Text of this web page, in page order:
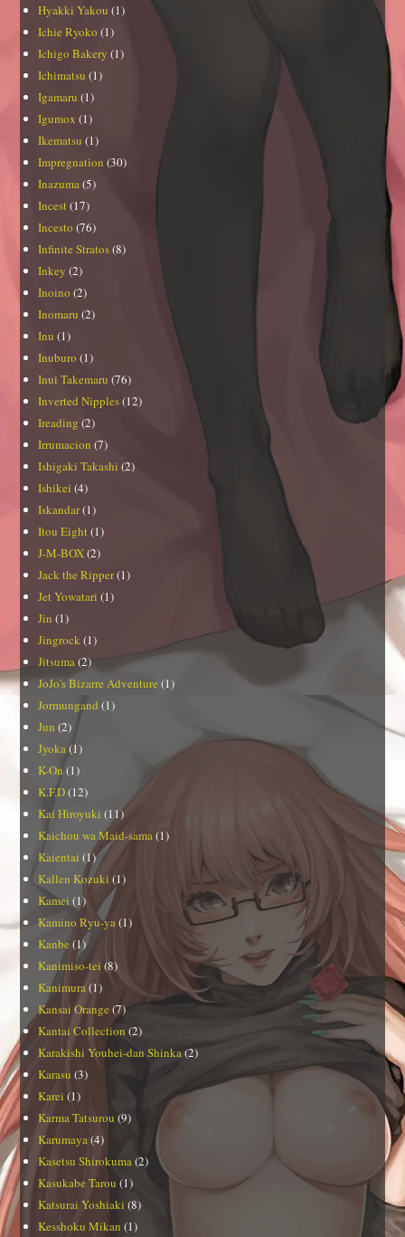
Hyakki Yakou (1)
Ichie Ryoko (1)
Ichigo Bakery (1)
Ichimatsu (1)
Igamaru (1)
Igumox (1)
Ikematsu (1)
Impregnation (30)
Inazuma(5)
Incest (17)
Incesto (76)
Infinite Stratos(8)
Inkey (2)
Inoino (2)
Inomaru (2)
Inu (1)
Inuburo (1)
Inui Takemaru (76)
Inverted Nipples(12)
Ireading (2)
Irrumacion (7)
Ishigaki Takashi (2)
Ishikei (4)
Iskandar(1)
Itou Eight (1)
J-M-BOX(2)
Jack the Ripper(1)
Jet Yowatari (1)
Jin (1)
Jingrock (1)
Jitsuma(2)
JoJo's Bizarre Adventure (1)
Jormungand (1)
Jun (2)
Jyoka(1)
K-On (1)
K.F.D(12)
Kai Hiroyuki (11)
Kaichou wa Maid-sama(1)
Kaientai (1)
Kallen Kozuki (1)
Kamei (1)
Kamino Ryu-ya(1)
Kanbe (1)
Kanimiso-tei (8)
Kanimura(1)
Kansai Orange (7)
Kantai Collection (2)
Karakishi Youhei-dan Shinka(2)
Karasu (3)
Karei (1)
Karma Tatsurou (9)
Karumaya(4)
Kasetsu Shirokuma(2)
Kasukabe Tarou (1)
Katsurai Yoshiaki (8)
Kesshoku Mikan (1)